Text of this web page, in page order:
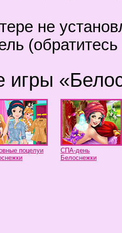
не
игры
поцелуи
СПА-день
Белоснежки